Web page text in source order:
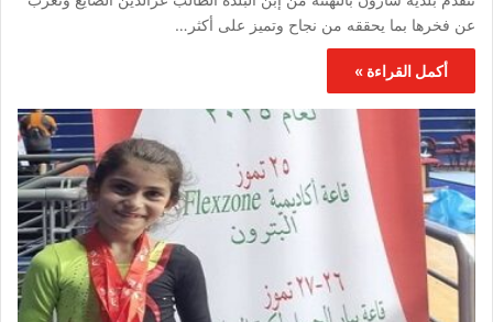
عن فخرها بما يحققه من نجاح وتميز على أكثر…
أكمل القراءة »